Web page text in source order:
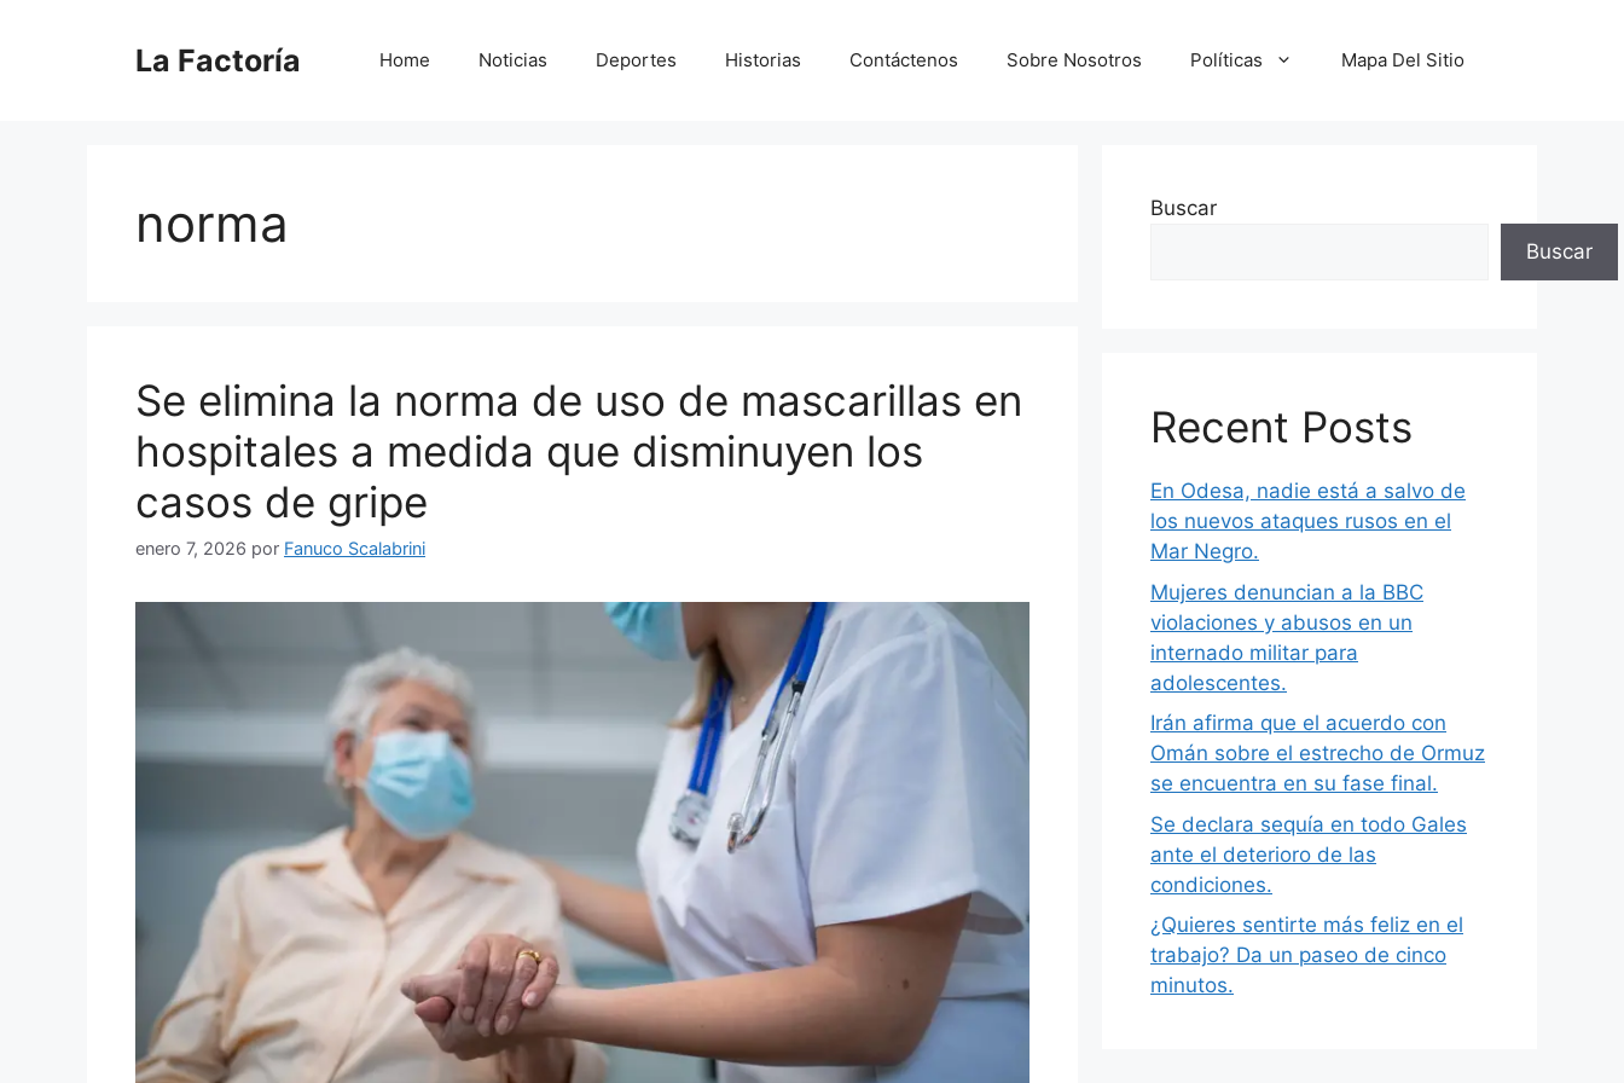
La Factoría Home Noticias Deportes Historias Contáctenos Sobre Nosotros Políticas Mapa Del Sitio
norma
Se elimina la norma de uso de mascarillas en
hospitales a medida que disminuyen los
casos de gripe
enero 7, 2026 por Fanuco Scalabrini
Buscar
Buscar
Recent Posts
En Odesa, nadie está a salvo de
los nuevos ataques rusos en el
Mar Negro.
Mujeres denuncian a la BBC
violaciones y abusos en un
internado militar para
adolescentes.
Irán afirma que el acuerdo con
Omán sobre el estrecho de Ormuz
se encuentra en su fase final.
Se declara sequía en todo Gales
ante el deterioro de las
condiciones.
¿Quieres sentirte más feliz en el
trabajo? Da un paseo de cinco
minutos.